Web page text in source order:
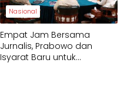
Nasional
Empat Jam Bersama
Jurnalis, Prabowo dan
Isyarat Baru untuk